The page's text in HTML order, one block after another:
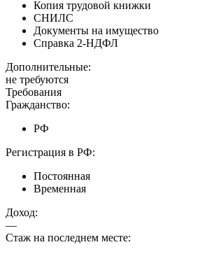
Копия трудовой книжки
СНИЛС
Документы на имущество
Справка 2-НДФЛ
Дополнительные:
не требуются
Требования
Гражданство:
РФ
Регистрация в РФ:
Постоянная
Временная
Доход:
—
Стаж на последнем месте: